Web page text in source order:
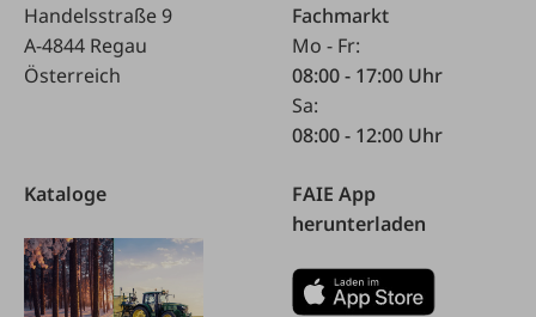
Handelsstraße 9
A-4844 Regau
Österreich
Fachmarkt
Mo - Fr:
08:00 - 17:00 Uhr
Sa:
08:00 - 12:00 Uhr
Kataloge
FAIE App
herunterladen